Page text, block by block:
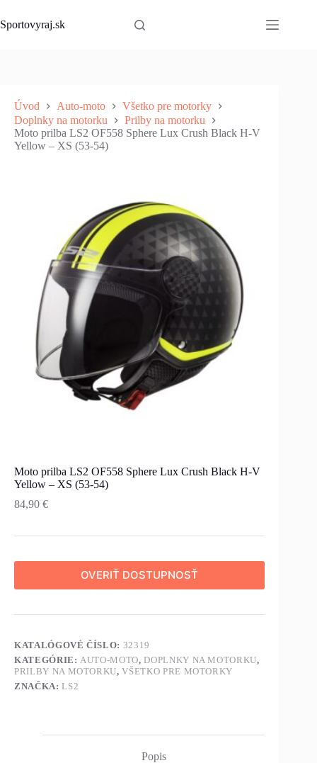
to
content
Sportovyraj.sk
Úvod Auto-moto
Všetko pre motorky
Doplnky na motorku
Prilby na motorku
Moto prilba LS2 OF558 Sphere Lux Crush Black H-V
Yellow – XS (53-54)
Moto prilba LS2 OF558 Sphere Lux Crush Black H-V
Yellow – XS (53-54)
84,90 €
OVERIŤ DOSTUPNOSŤ
KATALÓGOVÉ ČÍSLO: 32319
KATEGÓRIE: AUTO-MOTO,DOPLNKY NA MOTORKU,
PRILBY NA MOTORKU,VŠETKO PRE MOTORKY
ZNAČKA:LS2
Popis